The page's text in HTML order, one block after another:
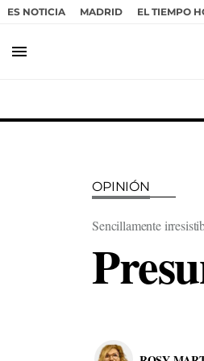
ES NOTICIA MADRID EL TIEMPO
menu
OPINIÓN
Sencillamente